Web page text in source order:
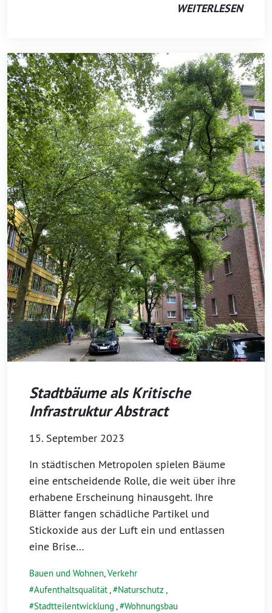
WEITERLESEN
Stadtbäume als Kritische
Infrastruktur Abstract
15. September 2023
In städtischen Metropolen spielen Bäume
eine entscheidende Rolle, die weit über ihre
erhabene Erscheinung hinausgeht. Ihre
Blätter fangen schädliche Partikel und
Stickoxide aus der Luft ein und entlassen
eine Brise…
Bauen und Wohnen,Verkehr
Aufenthaltsqualität, Naturschutz ,
Stadtteilentwicklung , Wohnungsbau